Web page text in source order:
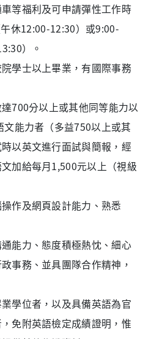
等福利及可申請彈性工作時
休12:00-12:30）或9:00-
）。
學士以上畢業，有國際事務
700分以上或其他同等能力以
文能力者（多益750以上或其
以英文進行面試與簡報，經
加給每月1,500元以上（視級
作及網頁設計能力、熟悉
能力、態度積極熱忱、細心
事務、並具團隊合作精神，
學位者，以及具備英語為官
免附英語檢定成績證明，惟